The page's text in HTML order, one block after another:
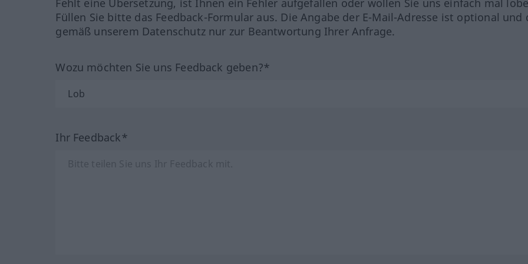
Fehlt eine Übersetzung, ist Ihnen ein Fehler aufgefallen oder wollen Sie uns einfach mal
Füllen Sie bitte das Feedback-Formular aus. Die Angabe der E-Mail-Adresse ist optional und
gemäß unserem Datenschutz nur zur Beantwortung Ihrer Anfrage.
Wozu möchten Sie uns Feedback geben?*
Ihr Feedback*